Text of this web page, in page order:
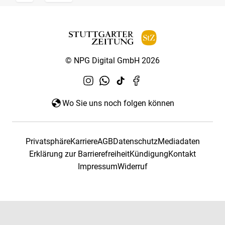
© NPG Digital GmbH 2026
Wo Sie uns noch folgen können
PrivatsphäreKarriereAGBDatenschutzMediadaten
Erklärung zur BarrierefreiheitKündigungKontakt
ImpressumWiderruf